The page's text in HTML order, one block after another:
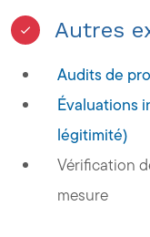
Autres
Audits de
Évaluations
légitimité)
Vérification
mesure